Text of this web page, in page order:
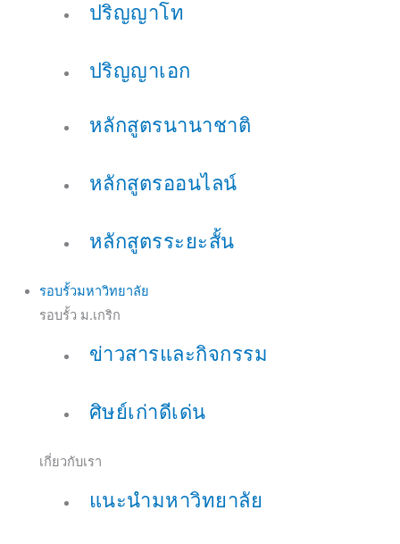
ปริญญาโท
ปริญญาเอก
หลักสูตรนานาชาติ
หลักสูตรออนไลน์
หลักสูตรระยะสั้น
รอบรั้วมหาวิทยาลัย
รอบรั้ว ม.เกริก
ข่าวสารและกิจกรรม
ศิษย์เก่าดีเด่น
เกี่ยวกับเรา
แนะนำมหาวิทยาลัย